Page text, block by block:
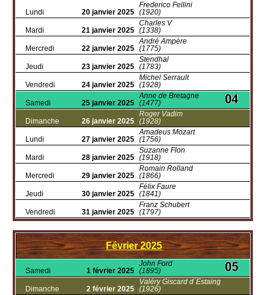
Lundi 20 janvier 2025
Frederico Fellini
(1920)
Mardi 21 janvier 2025
Charles V
(1338)
Mercredi 22 janvier 2025
André Ampère
(1775)
Jeudi 23 janvier 2025
Stendhal
(1783)
Vendredi 24 janvier 2025
Michel Serrault
(1928)
Samedi 25 janvier 2025
Anne de Bretagne
(1477)
Dimanche 26 janvier 2025
Roger Vadim
(1928)
Lundi 27 janvier 2025
Amadeus Mozart
(1756)
Mardi 28 janvier 2025
Suzanne Flon
(1918)
Mercredi 29 janvier 2025
Romain Rolland
(1866)
Jeudi 30 janvier 2025
Félix Faure
(1841)
Vendredi 31 janvier 2025
Franz Schubert
(1797)
Février 2025
Samedi 1 février 2025
John Ford
(1895)
Dimanche 2 février 2025
Valéry Giscard d´Estaing
(1926)